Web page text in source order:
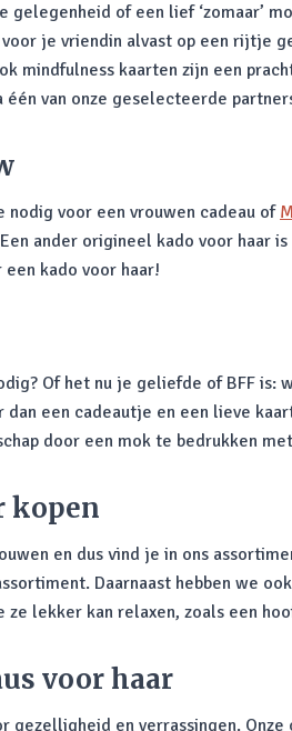
gelegenheid of een lief
je vriendin alvast op een rijtje
mindfulness kaarten zijn een
van onze geselecteerde
voor een vrouwen cadeau of
ander origineel kado voor haar
kado voor haar!
Of het nu je geliefde of BFF
dan een cadeautje en een lieve
door een mok te bedrukken
kopen
en dus vind je in ons
Daarnaast hebben we
lekker kan relaxen, zoals een
voor haar
gezelligheid en verrassingen.